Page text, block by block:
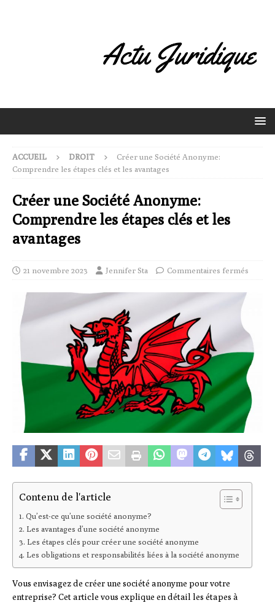
ACCUEIL DROIT
Créer une Société Anonyme:
Comprendre les étapes clés et les avantages
Créer une Société Anonyme:
Comprendre les étapes clés et les
avantages
21 novembre 2023 Jennifer Sta Commentaires fermés
Contenu de l'article
Qu’est-ce qu’une société anonyme?
Les avantages d’une société anonyme
Les étapes clés pour créer une société anonyme
Les obligations et responsabilités liées à la société anonyme
Vous envisagez de créer une société anonyme pour votre
entreprise? Cet article vous explique en détail les étapes à